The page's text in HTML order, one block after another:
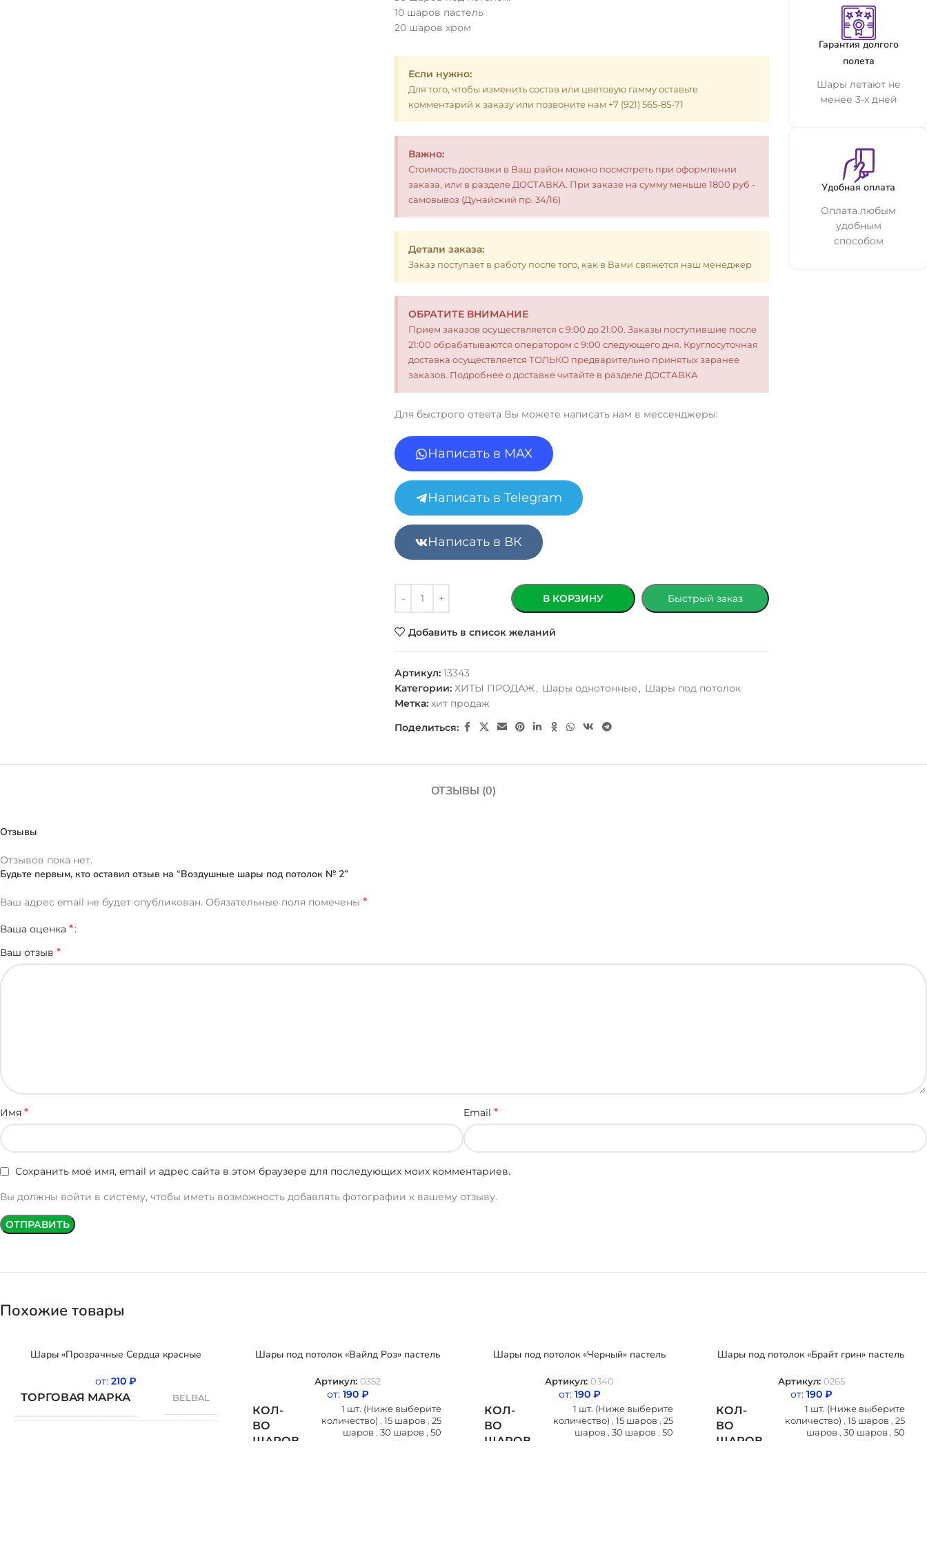
10 шаров пастель
20 шаров хром
Если нужно:
Для того, чтобы изменить состав или цветовую гамму оставьте
комментарий к заказу или позвоните нам +7 (921) 565-85-71
Важно:
Стоимость доставки в Ваш район можно посмотреть при оформлении
заказа, или в разделе ДОСТАВКА. При заказе на сумму меньше 1800 руб -
самовывоз (Дунайский пр. 34/16)
Детали заказа:
Заказ поступает в работу после того, как в Вами свяжется наш менеджер
ОБРАТИТЕ ВНИМАНИЕ
Прием заказов осуществляется с 9:00 до 21:00. Заказы поступившие после
21:00 обрабатываются оператором с 9:00 следующего дня. Круглосуточная
доставка осуществляется ТОЛЬКО предварительно принятых заранее
заказов. Подробнее о доставке читайте в разделе ДОСТАВКА
Для быстрого ответа Вы можете написать нам в мессенджеры:
Написать в MAX
Написать в Telegram
Написать в ВК
В КОРЗИНУ Быстрый заказ
Добавить в список желаний
Артикул:13343
Категории: ХИТЫ ПРОДАЖ, Шары однотонные , Шары под потолок
Метка: хит продаж
Поделиться:
Гарантия долгого
полета
Шары летают не
менее 3-х дней
Удобная оплата
Оплата любым
удобным
способом
ОТЗЫВЫ (0)
Отзывы
Отзывов пока нет.
Будьте первым, кто оставил отзыв на “Воздушные шары под потолок № 2”
Ваш адрес email не будет опубликован. Обязательные поля помечены *
Ваша оценка *
Ваш отзыв *
Имя * Email *
Сохранить моё имя, email и адрес сайта в этом браузере для последующих моих комментариев.
Вы должны войти в систему, чтобы иметь возможность добавлять фотографии к вашему отзыву.
Похожие товары
Шары «Прозрачные Сердца красные
от: 210 ₽
ТОРГОВАЯ МАРКА BELBAL
Шары под потолок «Вайлд Роз» пастель
Артикул: 0352
от: 190 ₽
КОЛ-
ВО
ШАРОВ
1 шт. (Ниже выберите
количество) , 15 шаров , 25
шаров , 30 шаров , 50
100 шаров
Шары под потолок «Черный» пастель
Артикул: 0340
от: 190 ₽
КОЛ-
ВО
ШАРОВ
1 шт. (Ниже выберите
количество) , 15 шаров , 25
шаров , 30 шаров , 50
100 шаров
Шары под потолок «Брайт грин» пастель
Артикул: 0265
от: 190 ₽
КОЛ-
ВО
ШАРОВ
1 шт. (Ниже выберите
количество) , 15 шаров , 25
шаров , 30 шаров , 50
100 шаров